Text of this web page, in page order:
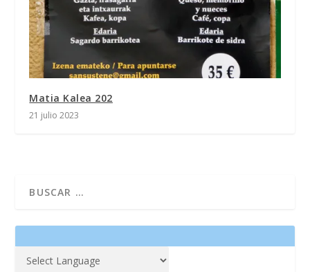
Matia Kalea 202
21 julio 2023